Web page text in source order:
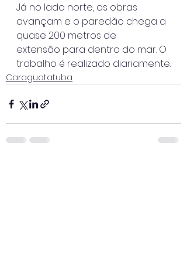
Já no lado norte, as obras
avançam e o paredão chega a
quase 200 metros de
extensão para dentro do mar. O
trabalho é realizado diariamente.
Caraguatatuba